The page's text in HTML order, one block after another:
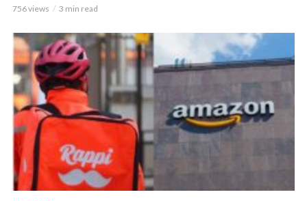
756 views 3 min read